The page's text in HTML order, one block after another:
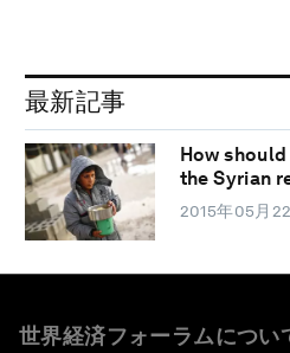
最新記事
How
the Syrian
2015年05月
世界経済フォーラムについ